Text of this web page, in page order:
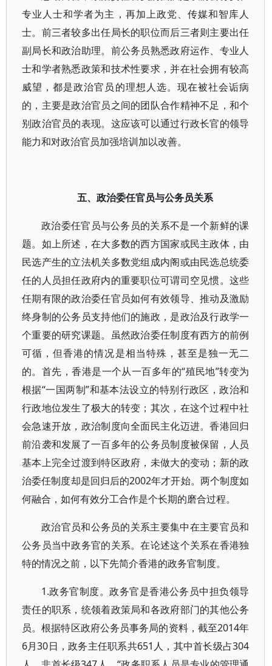
专业人士和学者为主，再加上政党、传媒和智库人
士。前三者较多出任局长的职位而后三者则主要出任
副局长和政治助理。前公务员熟悉政府运作、专业人
士和学者熟悉政策和技术性要求，并在社会拥有较高
威望，都是政治官员的理想人选。现在被社会诟病
的，主要是政治官员之间的团队合作精神不足，和个
别政治官员的表现。这应该可以通过行政长官的领导
能力和对政治官员加强培训加以改善。
五、政治委任官员与公务员关系
政治委任官员与公务员的关系不是一个新鲜的课
题。如上所述，在大多数的西方国家或民主政体，由
民选产生的立法机关多数党组成内阁或由民选总统委
任的人员担任政府内的重要职位可谓司空见惯。这些
任期有限的政治委任官员如何有效领导、推动及激励
终身制的公务员支持他们的施政，是政治及行政学一
个重要的研究课题。虽然政治委任制度有西方的前例
可循，但香港的情况是相当特殊，甚至是独一无二
的。首先，香港是一个从一百多年的“殖民地”转变为
根据“一国两制”和基本法设立的特别行政区，政治和
行政地位发生了极大的转变；其次，在这个过程中社
会急速开放，政治制度向全面民主化迈进。香港回归
前沿袭和发展了一百多年的公务员制度被保留，人员
基本上完全过渡到特区政府，未做大的变动；新的政
治委任制度却是回归后的2002年才开始。两个制度如
何融合，如何有效分工合作是个长期的磨合过程。
政治官员和公务员的关系主要集中在主要官员和
公务员当中政务官的关系。在论述这个关系在香港独
特的情况之前，以下先简介香港的政务官制度。
1.政务官制度。政务官是香港公务员中担负领导
责任的职系，统领着政策局和各政府部门的其他公务
员。根据特区政府公务员事务局的资料，截至2014年
6月30日，政务主任职系共651人，其中首长级占304